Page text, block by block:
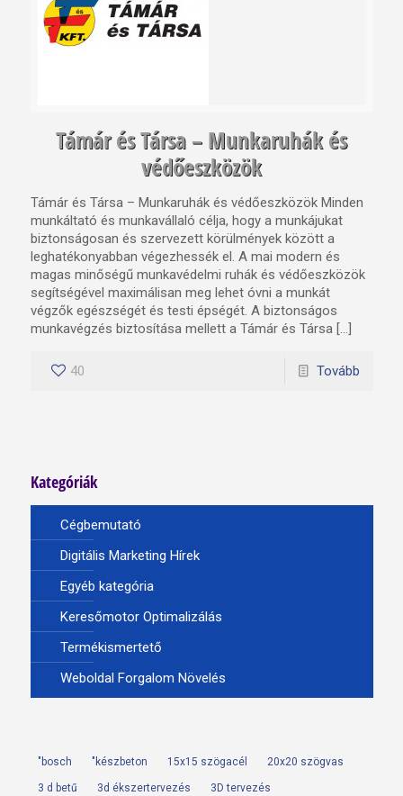
Támár és Társa – Munkaruhák és
védőeszközök
Támár és Társa – Munkaruhák és védőeszközök Minden
munkáltató és munkavállaló célja, hogy a munkájukat
biztonságosan és szervezett körülmények között a
leghatékonyabban végezhessék el. A mai modern és
magas minőségű munkavédelmi ruhák és védőeszközök
segítségével maximálisan meg lehet óvni a munkát
végzők egészségét és testi épségét. A biztonságos
munkavégzés biztosítása mellett a Támár és Társa […]
40 Tovább
Kategóriák
Cégbemutató
Digitális Marketing Hírek
Egyéb kategória
Keresőmotor Optimalizálás
Termékismertető
Weboldal Forgalom Növelés
"bosch "készbeton 15x15 szögacél 20x20 szögvas
3 d betű 3d ékszertervezés 3D tervezés